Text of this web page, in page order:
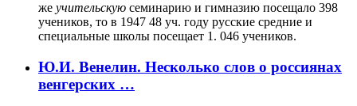
же учительскую семинарию и гимназию посещало 398
учеников, то в 1947 48 уч. году русские средние и
специальные школы посещает 1. 046 учеников.
Ю.И. Венелин. Несколько слов о россиянах
венгерских …